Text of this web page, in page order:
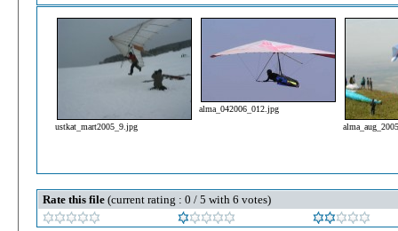
ustkat_mart2005_9.jpg
alma_042006_012.jpg
Rate this file (current rating : 0 / 5 with 6 votes)